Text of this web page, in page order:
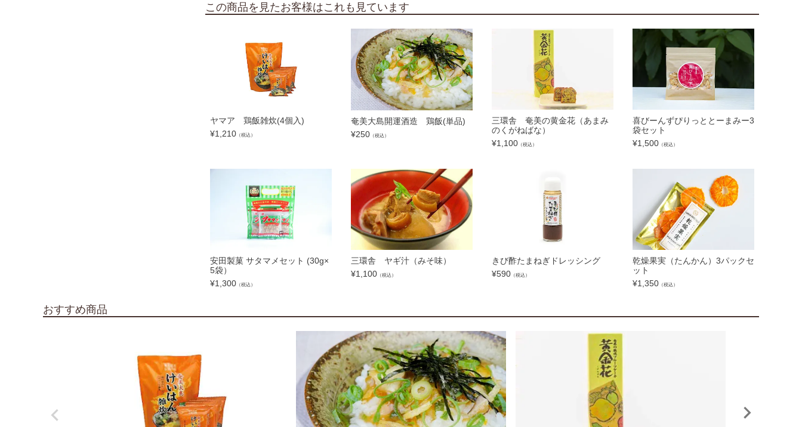
この商品を見たお客様はこれも見ています
ヤマア 鶏飯雑炊(4個入)
¥1,210 （税込）
奄美大島開運酒造 鶏飯(単品)
¥250 （税込）
三環舎 奄美の黄金花（あまみ
のくがねばな）
¥1,100 （税込）
喜びーんずぴりっととーまみー3
袋セット
¥1,500 （税込）
安田製菓 サタマメセット (30g×
5袋）
¥1,300 （税込）
三環舎 ヤギ汁（みそ味）
¥1,100 （税込）
きび酢たまねぎドレッシング
¥590 （税込）
乾燥果実（たんかん）3パックセ
ット
¥1,350 （税込）
おすすめ商品